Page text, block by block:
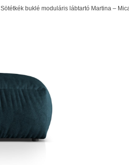
Sötétkék buklé moduláris lábtartó Martina –